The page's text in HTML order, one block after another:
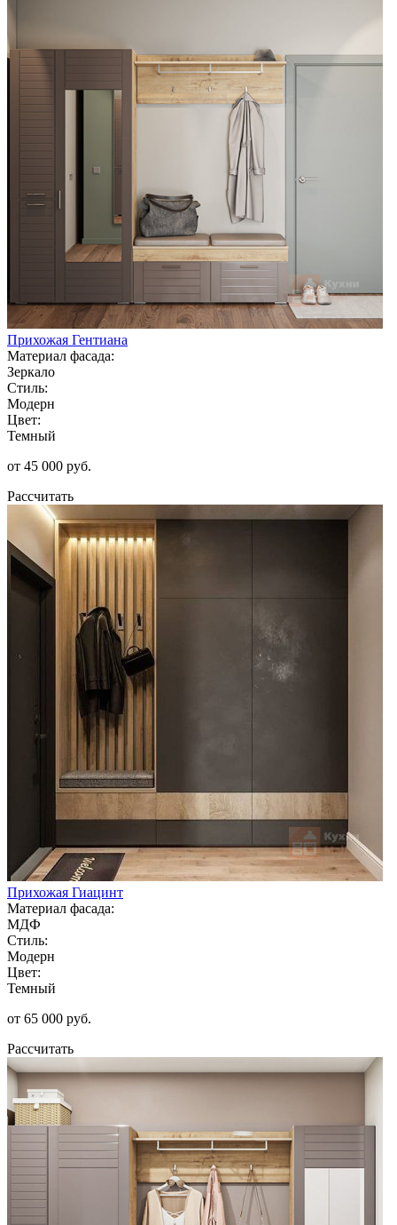
Прихожая Гентиана
Материал фасада:
Зеркало
Стиль:
Модерн
Цвет:
Темный
от 45 000 руб.
Рассчитать
Прихожая Гиацинт
Материал фасада:
МДФ
Стиль:
Модерн
Цвет:
Темный
от 65 000 руб.
Рассчитать